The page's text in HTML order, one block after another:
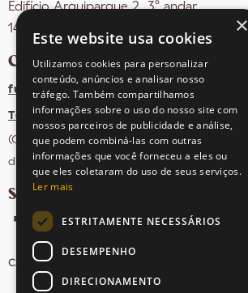
Edifício Arquiparque 2, 3º andar
1495-131 Algés - Portugal
CONTACTOS
fula@sovena.pt
Tel: +351 21 412 93 36
(Chamada para rede fixa nacional;
dias úteis das 10h às 17h)
SIGA-NOS NAS REDES SOCIAIS
CANDIDATURAS
×
Este website usa cookies
Utilizamos cookies para personalizar
conteúdo, anúncios e analisar nosso
tráfego. Também compartilhamos
informações sobre o uso do nosso site com
nossos parceiros de publicidade e análise,
que podem combiná-las com outras
informações que você forneceu a eles ou
que eles coletaram do uso de seus serviços.
Ler mais
ESTRITAMENTE NECESSÁRIOS
DESEMPENHO
DIRECIONAMENTO